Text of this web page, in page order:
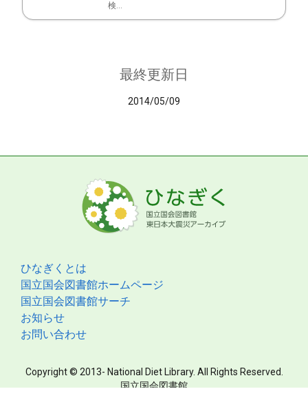
検...
最終更新日
2014/05/09
ひなぎくとは
国立国会図書館ホームページ
国立国会図書館サーチ
お知らせ
お問い合わせ
Copyright © 2013- National Diet Library. All Rights Reserved.